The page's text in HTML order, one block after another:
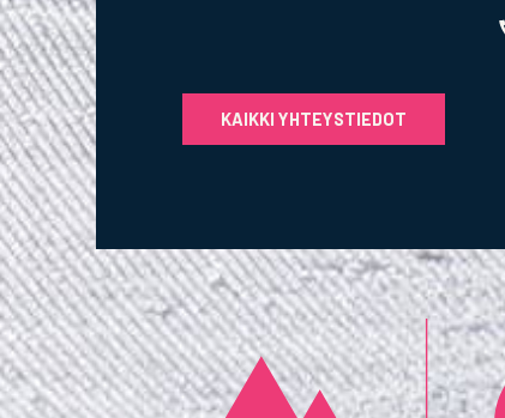
KAIKKI YHTEYSTIEDOT